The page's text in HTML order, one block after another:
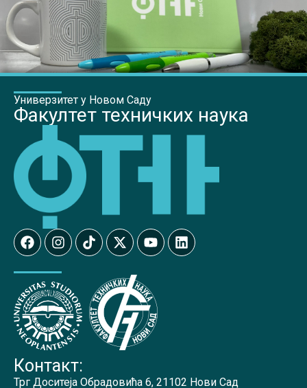
Универзитет у Новом Саду
Факултет техничких наука
Контакт:
Трг Доситеја Обрадовића 6, 21102 Нови Сад